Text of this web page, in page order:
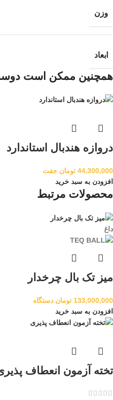
وزن
ابعاد
همچنین ممکن است
دروازه هندبال استاندارد
44,300,000 تومان جفت
افزودن به سبد خرید
محصولات مرتبط
داغ
میز تک بال چرخدار
133,000,000 تومان دستگاه
افزودن به سبد خرید
تخته آزمون انعطاف